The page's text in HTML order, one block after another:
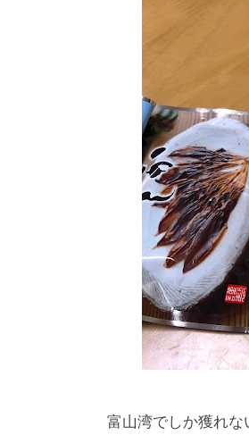
富山湾でしか獲れ